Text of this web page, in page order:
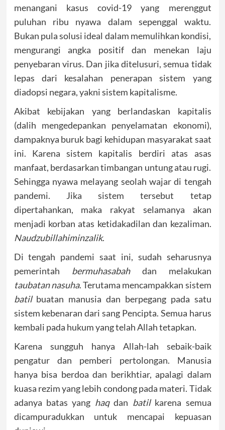
menangani kasus covid-19 yang merenggut
puluhan ribu nyawa dalam sepenggal waktu.
Bukan pula solusi ideal dalam memulihkan kondisi,
mengurangi angka positif dan menekan laju
penyebaran virus. Dan jika ditelusuri, semua tidak
lepas dari kesalahan penerapan sistem yang
diadopsi negara, yakni sistem kapitalisme.
Akibat kebijakan yang berlandaskan kapitalis
(dalih mengedepankan penyelamatan ekonomi),
dampaknya buruk bagi kehidupan masyarakat saat
ini. Karena sistem kapitalis berdiri atas asas
manfaat, berdasarkan timbangan untung atau rugi.
Sehingga nyawa melayang seolah wajar di tengah
pandemi. Jika sistem tersebut tetap
dipertahankan, maka rakyat selamanya akan
menjadi korban atas ketidakadilan dan kezaliman.
Naudzubillahiminzalik.
Di tengah pandemi saat ini, sudah seharusnya
pemerintah bermuhasabahdan melakukan
taubatan nasuha. Terutama mencampakkan sistem
batilbuatan manusia dan berpegang pada satu
sistem kebenaran dari sang Pencipta. Semua harus
kembali pada hukum yang telah Allah tetapkan.
Karena sungguh hanya Allah-lah sebaik-baik
pengatur dan pemberi pertolongan. Manusia
hanya bisa berdoa dan berikhtiar, apalagi dalam
kuasa rezim yang lebih condong pada materi. Tidak
adanya batas yang haqdan batilkarena semua
dicampuradukkan untuk mencapai kepuasan